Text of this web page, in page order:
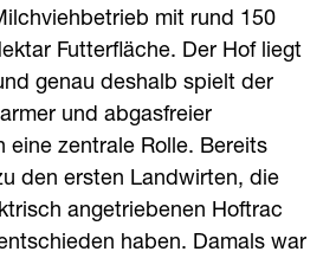
mit rund 150
Futterfläche. Der Hof liegt
genau deshalb spielt der
und abgasfreier
eine zentrale Rolle. Bereits
den ersten Landwirten, die
angetriebenen Hoftrac
haben. Damals war